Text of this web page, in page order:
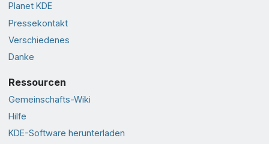
Planet KDE
Pressekontakt
Verschiedenes
Danke
Ressourcen
Gemeinschafts-Wiki
Hilfe
KDE-Software herunterladen